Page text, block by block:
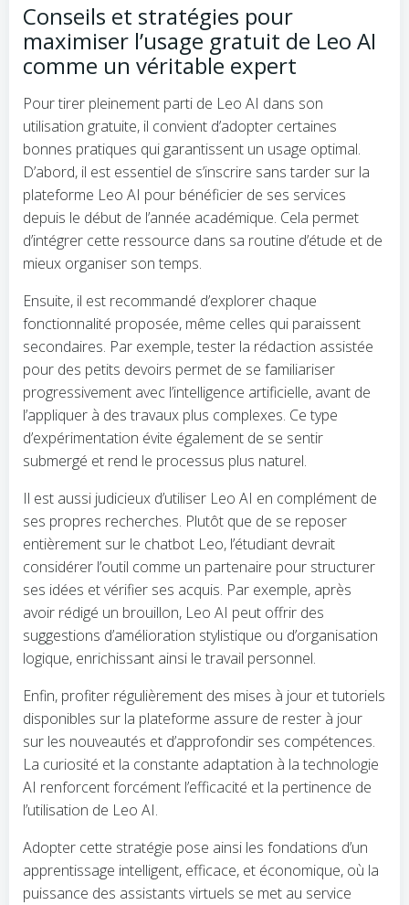
Conseils et stratégies pour
maximiser l’usage gratuit de Leo AI
comme un véritable expert
Pour tirer pleinement parti de Leo AI dans son
utilisation gratuite, il convient d’adopter certaines
bonnes pratiques qui garantissent un usage optimal.
D’abord, il est essentiel de s’inscrire sans tarder sur la
plateforme Leo AI pour bénéficier de ses services
depuis le début de l’année académique. Cela permet
d’intégrer cette ressource dans sa routine d’étude et de
mieux organiser son temps.
Ensuite, il est recommandé d’explorer chaque
fonctionnalité proposée, même celles qui paraissent
secondaires. Par exemple, tester la rédaction assistée
pour des petits devoirs permet de se familiariser
progressivement avec l’intelligence artificielle, avant de
l’appliquer à des travaux plus complexes. Ce type
d’expérimentation évite également de se sentir
submergé et rend le processus plus naturel.
Il est aussi judicieux d’utiliser Leo AI en complément de
ses propres recherches. Plutôt que de se reposer
entièrement sur le chatbot Leo, l’étudiant devrait
considérer l’outil comme un partenaire pour structurer
ses idées et vérifier ses acquis. Par exemple, après
avoir rédigé un brouillon, Leo AI peut offrir des
suggestions d’amélioration stylistique ou d’organisation
logique, enrichissant ainsi le travail personnel.
Enfin, profiter régulièrement des mises à jour et tutoriels
disponibles sur la plateforme assure de rester à jour
sur les nouveautés et d’approfondir ses compétences.
La curiosité et la constante adaptation à la technologie
AI renforcent forcément l’efficacité et la pertinence de
l’utilisation de Leo AI.
Adopter cette stratégie pose ainsi les fondations d’un
apprentissage intelligent, efficace, et économique, où la
puissance des assistants virtuels se met au service